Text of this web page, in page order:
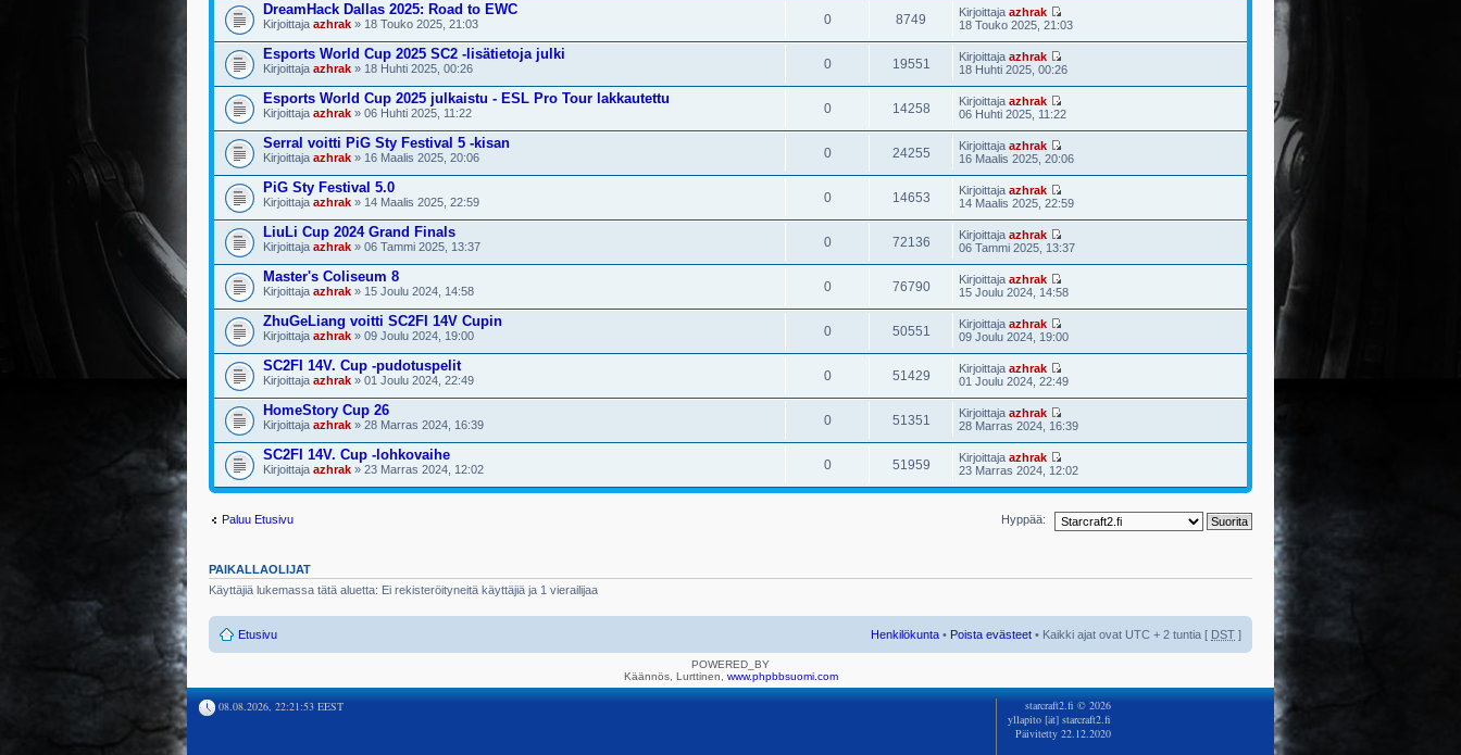
DreamHack Dallas 2025: Road to EWC
Kirjoittaja azhrak » 18 Touko 2025, 21:03 0 8749 Kirjoittaja azhrak
18 Touko 2025, 21:03
Esports World Cup 2025 SC2 -lisätietoja julki
Kirjoittaja azhrak » 18 Huhti 2025, 00:26 0 19551 Kirjoittaja azhrak
18 Huhti 2025, 00:26
Esports World Cup 2025 julkaistu - ESL Pro Tour lakkautettu
Kirjoittaja azhrak » 06 Huhti 2025, 11:22 0 14258 Kirjoittaja azhrak
06 Huhti 2025, 11:22
Serral voitti PiG Sty Festival 5 -kisan
Kirjoittaja azhrak » 16 Maalis 2025, 20:06 0 24255 Kirjoittaja azhrak
16 Maalis 2025, 20:06
PiG Sty Festival 5.0
Kirjoittaja azhrak » 14 Maalis 2025, 22:59 0 14653 Kirjoittaja azhrak
14 Maalis 2025, 22:59
LiuLi Cup 2024 Grand Finals
Kirjoittaja azhrak » 06 Tammi 2025, 13:37 0 72136 Kirjoittaja azhrak
06 Tammi 2025, 13:37
Master's Coliseum 8
Kirjoittaja azhrak » 15 Joulu 2024, 14:58 0 76790 Kirjoittaja azhrak
15 Joulu 2024, 14:58
ZhuGeLiang voitti SC2FI 14V Cupin
Kirjoittaja azhrak » 09 Joulu 2024, 19:00 0 50551 Kirjoittaja azhrak
09 Joulu 2024, 19:00
SC2FI 14V. Cup -pudotuspelit
Kirjoittaja azhrak » 01 Joulu 2024, 22:49 0 51429 Kirjoittaja azhrak
01 Joulu 2024, 22:49
HomeStory Cup 26
Kirjoittaja azhrak » 28 Marras 2024, 16:39 0 51351 Kirjoittaja azhrak
28 Marras 2024, 16:39
SC2FI 14V. Cup -lohkovaihe
Kirjoittaja azhrak » 23 Marras 2024, 12:02 0 51959 Kirjoittaja azhrak
23 Marras 2024, 12:02
Paluu Etusivu Hyppää:
PAIKALLAOLIJAT
Käyttäjiä lukemassa tätä aluetta: Ei rekisteröityneitä käyttäjiä ja 1 vierailijaa
Etusivu Henkilökunta • Poista evästeet • Kaikki ajat ovat UTC + 2 tuntia [ DST ]
POWERED_BY
Käännös, Lurttinen, www.phpbbsuomi.com
08.08.2026, 22:21:53 EEST
starcraft2.fi © 2026
yllapito [ät] starcraft2.fi
Päivitetty 22.12.2020